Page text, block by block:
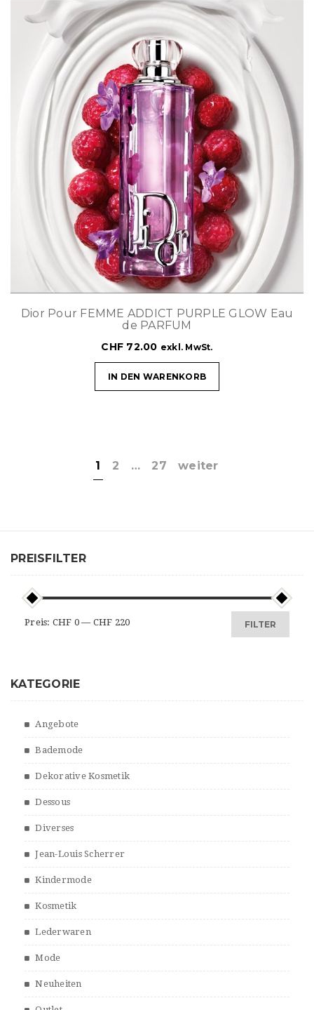
Dior Pour FEMME ADDICT PURPLE GLOW Eau
de PARFUM
CHF 72.00 exkl. MwSt.
IN DEN WARENKORB
1 2 … 27 weiter
PREISFILTER
FILTER
Preis: CHF 0 — CHF 220
KATEGORIE
Angebote
Bademode
Dekorative Kosmetik
Dessous
Diverses
Jean-Louis Scherrer
Kindermode
Kosmetik
Lederwaren
Mode
Neuheiten